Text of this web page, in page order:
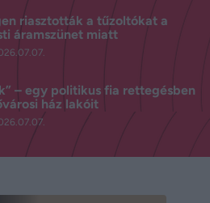
riasztották a tűzoltókat a
áramszünet miatt
– egy politikus fia rettegésben
ház lakóit